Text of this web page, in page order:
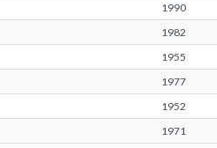
1990
1982
1955
1977
1952
1971